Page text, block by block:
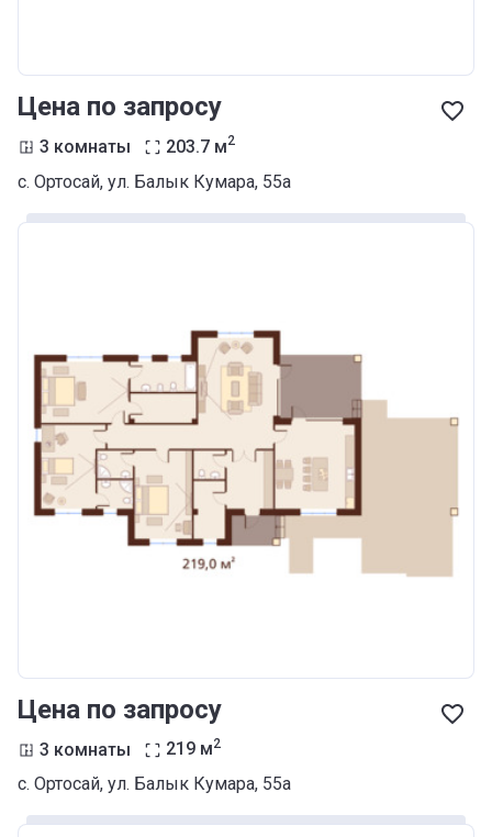
Цена по запросу
3 комнаты 203.7 м2
с. Ортосай, ул. Балык Кумара, 55а
Цена по запросу
3 комнаты 219 м2
с. Ортосай, ул. Балык Кумара, 55а